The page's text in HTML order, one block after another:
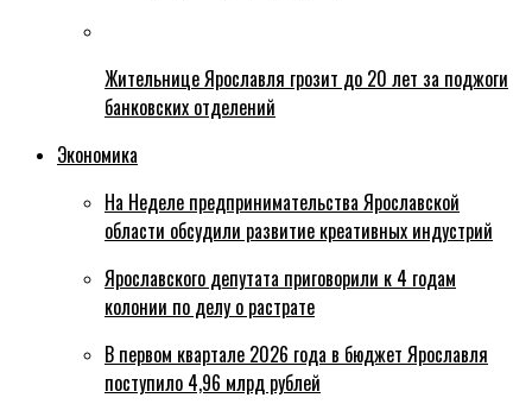
Жительнице Ярославля грозит до 20 лет за поджоги
банковских отделений
Экономика
На Неделе предпринимательства Ярославской
области обсудили развитие креативных индустрий
Ярославского депутата приговорили к 4 годам
колонии по делу о растрате
В первом квартале 2026 года в бюджет Ярославля
поступило 4,96 млрд рублей